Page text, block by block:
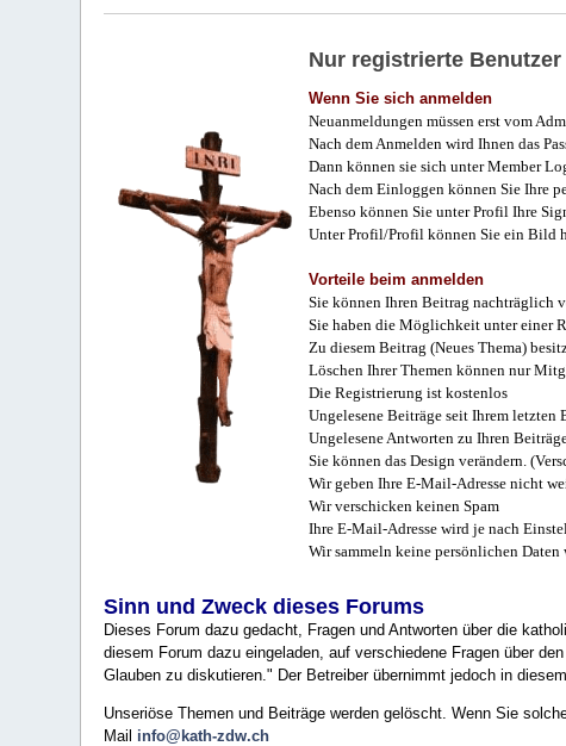
Nur registrierte
Wenn Sie sich anmelden
Neuanmeldungen müssen erst vom
Nach dem Anmelden wird Ihnen das
Dann können sie sich unter Member
Nach dem Einloggen können Sie Ihre
Ebenso können Sie unter Profil Ihre
Unter Profil/Profil können Sie ein Bild
Vorteile beim anmelden
Sie können Ihren Beitrag nachträglich
Sie haben die Möglichkeit unter einer
Zu diesem Beitrag (Neues Thema)
Löschen Ihrer Themen können nur
Die Registrierung ist kostenlos
Ungelesene Beiträge seit Ihrem letzten
Ungelesene Antworten zu Ihren
Sie können das Design verändern.
Wir geben Ihre E-Mail-Adresse nicht
Wir verschicken keinen Spam
Ihre E-Mail-Adresse wird je nach
Wir sammeln keine persönlichen
Sinn und Zweck dieses Forums
Dieses Forum dazu gedacht, Fragen und Antworten über die
diesem Forum dazu eingeladen, auf verschiedene Fragen über
Glauben zu diskutieren." Der Betreiber übernimmt jedoch in
Unseriöse Themen und Beiträge werden gelöscht. Wenn Sie
Mail info@kath-zdw.ch